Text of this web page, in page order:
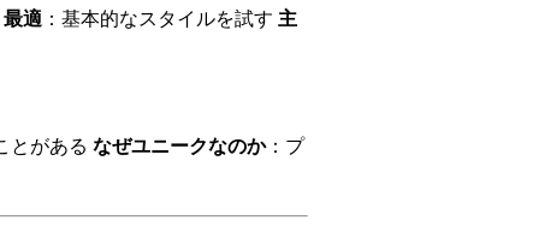
最適 ：基本的なスタイルを試す 主
とがある なぜユニークなのか：プ